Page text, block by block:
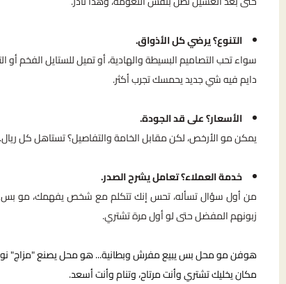
التنوع؟ يرضي كل الأذواق.
سواء تحب التصاميم البسيطة والهادية، أو تميل للستايل
دايم فيه شي جديد يحمسك تجرب أكثر.
الأسعار؟ على قد الجودة.
يمكن مو الأرخص، لكن مقابل الخامة والتفاصيل؟ تستاهل كل
خدمة العملاء؟ تعامل يشرح الصدر.
من أول سؤال تسأله، تحس إنك تتكلم مع شخص يفهمك، مو بس
زبونهم المفضل حتى لو أول مرة تشتري.
هوفن مو محل بس يبيع مفرش وبطانية... هو محل يصنع "مزاج"
مكان يخليك تشتري وأنت مرتاح، وتنام وأنت أسعد.